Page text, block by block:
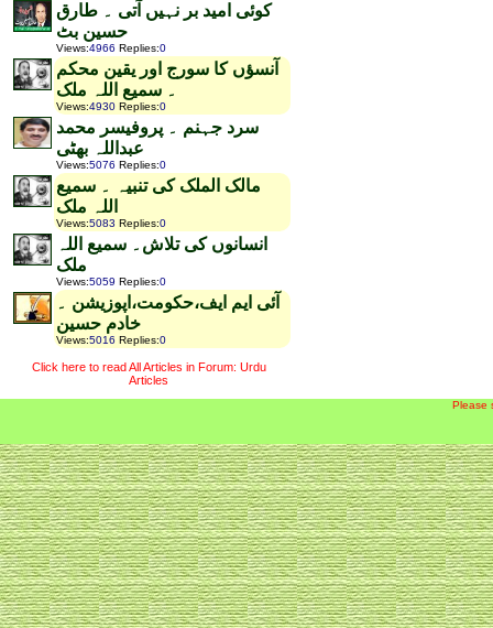
کوئی امید بر نہیں آتی ۔ طارق
حسین بٹ
Views:4966 Replies:0
آنسؤں کا سورج اور یقین محکم
۔ سمیع اللہ ملک
Views:4930 Replies:0
سرد جہنم ۔ پروفیسر محمد
عبداللہ بھٹی
Views:5076 Replies:0
مالک الملک کی تنبیہ ۔ سمیع
اللہ ملک
Views:5083 Replies:0
انسانوں کی تلاش۔ سمیع اللہ
ملک
Views:5059 Replies:0
آئی ایم ایف،حکومت،اپوزیشن ۔
خادم حسین
Views:5016 Replies:0
Click here to read All Articles in Forum: Urdu
Articles
Please